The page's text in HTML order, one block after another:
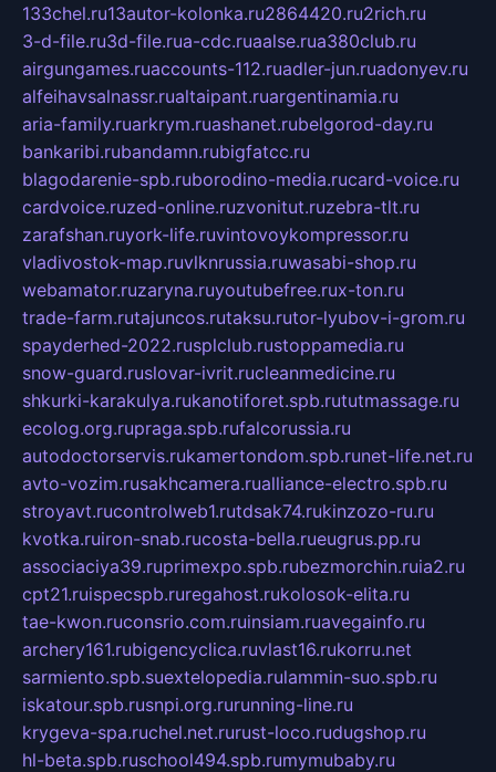
133chel.ru13autor-kolonka.ru2864420.ru2rich.ru
3-d-file.ru3d-file.rua-cdc.ruaalse.rua380club.ru
airgungames.ruaccounts-112.ruadler-jun.ruadonyev.ru
alfeihavsalnassr.rualtaipant.ruargentinamia.ru
aria-family.ruarkrym.ruashanet.rubelgorod-day.ru
bankaribi.rubandamn.rubigfatcc.ru
blagodarenie-spb.ruborodino-media.rucard-voice.ru
cardvoice.ruzed-online.ruzvonitut.ruzebra-tlt.ru
zarafshan.ruyork-life.ruvintovoykompressor.ru
vladivostok-map.ruvlknrussia.ruwasabi-shop.ru
webamator.ruzaryna.ruyoutubefree.rux-ton.ru
trade-farm.rutajuncos.rutaksu.rutor-lyubov-i-grom.ru
spayderhed-2022.rusplclub.rustoppamedia.ru
snow-guard.ruslovar-ivrit.rucleanmedicine.ru
shkurki-karakulya.rukanotiforet.spb.rututmassage.ru
ecolog.org.rupraga.spb.rufalcorussia.ru
autodoctorservis.rukamertondom.spb.runet-life.net.ru
avto-vozim.rusakhcamera.rualliance-electro.spb.ru
stroyavt.rucontrolweb1.rutdsak74.rukinzozo-ru.ru
kvotka.ruiron-snab.rucosta-bella.rueugrus.pp.ru
associaciya39.ruprimexpo.spb.rubezmorchin.ruia2.ru
cpt21.ruispecspb.ruregahost.rukolosok-elita.ru
tae-kwon.ruconsrio.com.ruinsiam.ruavegainfo.ru
archery161.rubigencyclica.ruvlast16.rukorru.net
sarmiento.spb.suextelopedia.rulammin-suo.spb.ru
iskatour.spb.rusnpi.org.rurunning-line.ru
krygeva-spa.ruchel.net.rurust-loco.rudugshop.ru
hl-beta.spb.ruschool494.spb.rumymubaby.ru